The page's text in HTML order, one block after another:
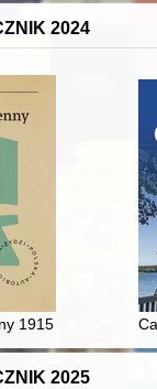
2024
1915
2025